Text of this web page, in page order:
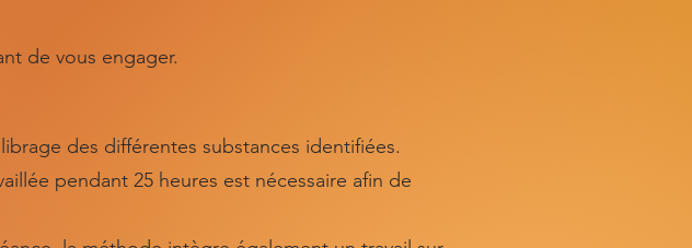
de vous engager.
des différentes substances identifiées.
pendant 25 heures est nécessaire afin de